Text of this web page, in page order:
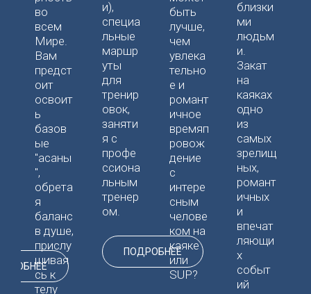
во
всем
Мире.
Вам
предст
оит
освоит
ь
базов
ые
"асаны
",
обрета
я
баланс
в душе,
прислу
шивая
сь к
телу
и),
специа
льные
маршр
уты
для
тренир
овок,
заняти
я с
профе
ссиона
льным
тренер
ом.
ПОДРОБНЕЕ
быть
лучше,
чем
увлека
тельно
е и
романт
ичное
времяп
ровож
дение
с
интере
сным
челове
ком на
каяке
или
SUP?
близки
ми
людьм
и.
Закат
на
каяках
одно
из
самых
зрелищ
ных,
романт
ичных
и
впечат
ляющи
х
событ
ий